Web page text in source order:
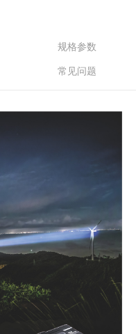
规格参数
常见问题